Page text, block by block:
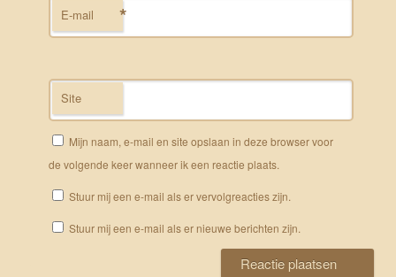
E-mail *
Site
Mijn naam, e-mail en site opslaan in deze browser voor
de volgende keer wanneer ik een reactie plaats.
Stuur mij een e-mail als er vervolgreacties zijn.
Stuur mij een e-mail als er nieuwe berichten zijn.